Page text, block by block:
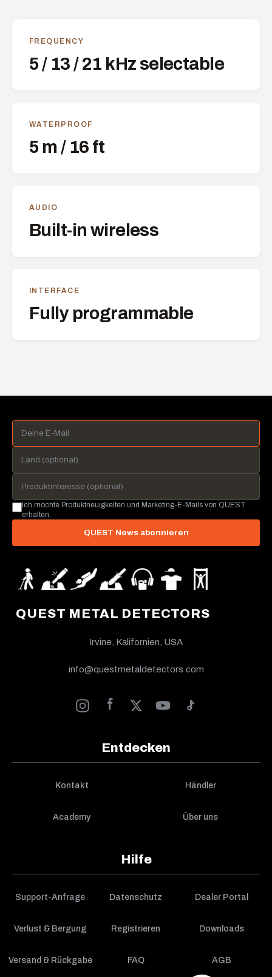
FREQUENCY
5 / 13 / 21 kHz selectable
WATERPROOF
5 m / 16 ft
AUDIO
Built-in wireless
INTERFACE
Fully programmable
QUEST METAL DETECTORS
Irvine, Kalifornien, USA
info@questmetaldetectors.com
Entdecken
Kontakt Händler
Academy Über uns
Hilfe
Support-Anfrage Datenschutz Dealer Portal
Verlust & Bergung Registrieren Downloads
Versand & Rückgabe FAQ AGB
Ich möchte Produktneuigkeiten und Marketing-E-Mails von QUEST
erhalten.
QUEST News abonnieren